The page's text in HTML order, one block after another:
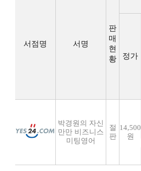
서점명 서명
판
매
현
황
정가
박경원의 자신
만만 비즈니스
미팅영어
절
판
14,500
원